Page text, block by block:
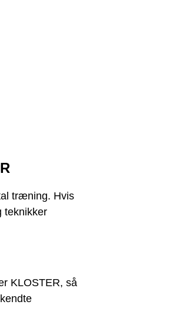
træning. Hvis
teknikker
KLOSTER, så